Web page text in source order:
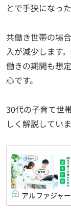
とで手狭になっ
共働き世帯の場
入が減少します
働きの期間も想
心です。
30代の子育て世
しく解説していま
アルファジャ